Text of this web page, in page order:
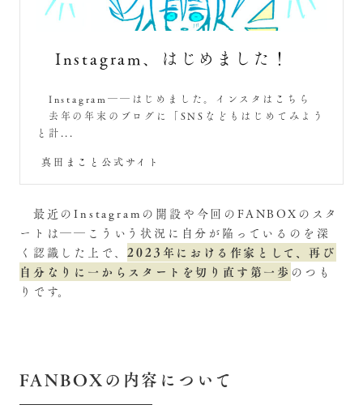
Instagram、はじめました！
Instagram――はじめました。インスタはこちら
去年の年末のブログに「SNSなどもはじめてみよう
と計...
真田まこと公式サイト
最近のInstagramの開設や今回のFANBOXのスタ
ートは――こういう状況に自分が陥っているのを深
く認識した上で、2023年における作家として、再び
自分なりに一からスタートを切り直す第一歩 のつも
りです。
FANBOXの内容について